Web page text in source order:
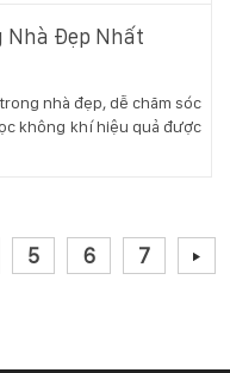
Nhà Đẹp Nhất
nhà đẹp, dễ chăm sóc
không khí hiệu quả được
5 6
7